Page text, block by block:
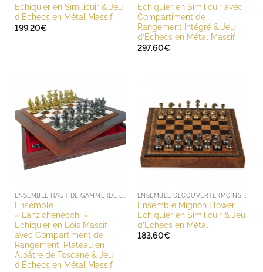
Echiquier en Similicuir & Jeu
d’Echecs en Métal Massif
199.20€
Echiquier en Similicuir avec
Compartiment de
Rangement Intégré & Jeu
d’Echecs en Métal Massif
297.60€
Ensemble
« Lanzichenecchi »
Echiquier en Bois Massif
avec Compartiment de
Rangement, Plateau en
Albâtre de Toscane & Jeu
d’Echecs en Métal Massif
Ensemble Mignon Flower
Echiquier en Similicuir & Jeu
d’Echecs en Métal
183.60€